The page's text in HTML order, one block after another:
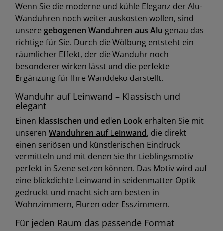
Wenn Sie die moderne und kühle Eleganz der Alu-
Wanduhren noch weiter auskosten wollen, sind
unsere gebogenen Wanduhren aus Alu genau das
richtige für Sie. Durch die Wölbung entsteht ein
räumlicher Effekt, der die Wanduhr noch
besonderer wirken lässt und die perfekte
Ergänzung für Ihre Wanddeko darstellt.
Wanduhr auf Leinwand – Klassisch und
elegant
Einen klassischen und edlen Look erhalten Sie mit
unseren Wanduhren auf Leinwand, die direkt
einen seriösen und künstlerischen Eindruck
vermitteln und mit denen Sie Ihr Lieblingsmotiv
perfekt in Szene setzen können. Das Motiv wird auf
eine blickdichte Leinwand in seidenmatter Optik
gedruckt und macht sich am besten in
Wohnzimmern, Fluren oder Esszimmern.
Für jeden Raum das passende Format